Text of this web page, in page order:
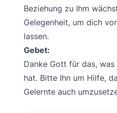
Beziehung zu Ihm
Gelegenheit, um dich
lassen.
Gebet:
Danke Gott für das,
hat. Bitte Ihn um Hilfe,
Gelernte auch